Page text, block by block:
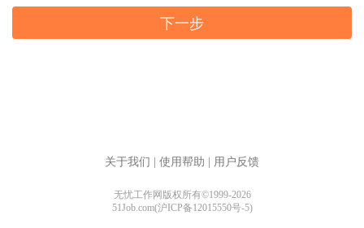
下一步
关于我们 使用帮助 用户反馈
无忧工作网版权所有©1999-2026
51Job.com(沪ICP备12015550号-5)